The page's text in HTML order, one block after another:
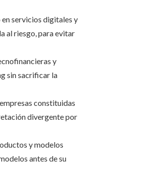
servicios digitales y
al riesgo, para evitar
y
sin sacrificar la
constituidas
divergente por
y modelos
antes de su